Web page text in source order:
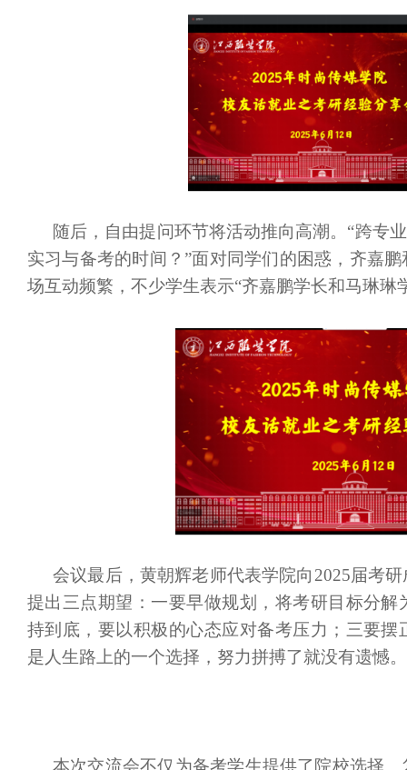
随后，自由提问环节将活动推向高潮。 “跨专
实习与备考的时间？”面对同学们的困惑，齐嘉
场互动频繁，不少学生表示“齐嘉鹏学长和马琳琳
会议最后，黄朝辉老师代表学院向2025届考
提出三点期望：一要早做规划，将考研目标分
持到底，要以积极的心态应对备考压力；三要
是人生路上的一个选择，努力拼搏了就没有遗憾。